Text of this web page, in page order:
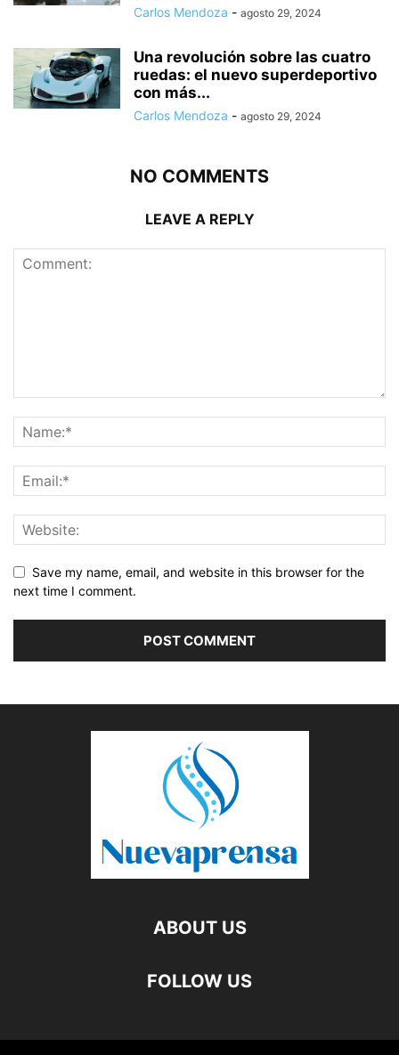
Carlos Mendoza - agosto 29, 2024
Una revolución sobre las cuatro
ruedas: el nuevo superdeportivo
con más...
Carlos Mendoza - agosto 29, 2024
NO COMMENTS
LEAVE A REPLY
Save my name, email, and website in this browser for the
next time I comment.
ABOUT US
FOLLOW US